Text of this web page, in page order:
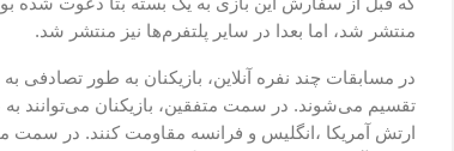
منتشر شد، اما بعدا در سایر پلتفرم‌ها نیز منتشر شد.
در مسابقات چند نفره آنلاین، بازیکنان به طور
تقسیم می‌شوند. در سمت متفقین، بازیکنان می‌توانند به
ارتش آمریکا ،انگلیس و فرانسه مقاومت کنند. در سمت